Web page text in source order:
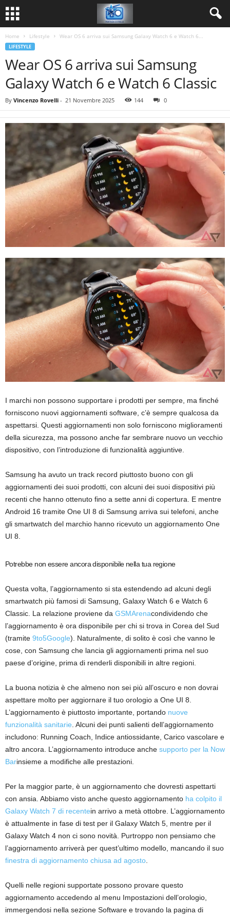
Home Lifestyle Wear OS 6 arriva sui Samsung Galaxy Watch 6 e Watch 6...
LIFESTYLE
Wear OS 6 arriva sui Samsung
Galaxy Watch 6 e Watch 6 Classic
By Vincenzo Rovelli - 21 Novembre 2025 144 0
I marchi non possono supportare i prodotti per sempre, ma finché
forniscono nuovi aggiornamenti software, c’è sempre qualcosa da
aspettarsi. Questi aggiornamenti non solo forniscono miglioramenti
della sicurezza, ma possono anche far sembrare nuovo un vecchio
dispositivo, con l’introduzione di funzionalità aggiuntive.
Samsung ha avuto un track record piuttosto buono con gli
aggiornamenti dei suoi prodotti, con alcuni dei suoi dispositivi più
recenti che hanno ottenuto fino a sette anni di copertura. E mentre
Android 16 tramite One UI 8 di Samsung arriva sui telefoni, anche
gli smartwatch del marchio hanno ricevuto un aggiornamento One
UI 8.
Potrebbe non essere ancora disponibile nella tua regione
Questa volta, l’aggiornamento si sta estendendo ad alcuni degli
smartwatch più famosi di Samsung, Galaxy Watch 6 e Watch 6
Classic. La relazione proviene da GSMArenacondividendo che
l’aggiornamento è ora disponibile per chi si trova in Corea del Sud
(tramite 9to5Google). Naturalmente, di solito è così che vanno le
cose, con Samsung che lancia gli aggiornamenti prima nel suo
paese d’origine, prima di renderli disponibili in altre regioni.
La buona notizia è che almeno non sei più all’oscuro e non dovrai
aspettare molto per aggiornare il tuo orologio a One UI 8.
L’aggiornamento è piuttosto importante, portando nuove
funzionalità sanitarie . Alcuni dei punti salienti dell’aggiornamento
includono: Running Coach, Indice antiossidante, Carico vascolare e
altro ancora. L’aggiornamento introduce anche supporto per la Now
Barinsieme a modifiche alle prestazioni.
Per la maggior parte, è un aggiornamento che dovresti aspettarti
con ansia. Abbiamo visto anche questo aggiornamento ha colpito il
Galaxy Watch 7 di recentein arrivo a metà ottobre. L’aggiornamento
è attualmente in fase di test per il Galaxy Watch 5, mentre per il
Galaxy Watch 4 non ci sono novità. Purtroppo non pensiamo che
l’aggiornamento arriverà per quest’ultimo modello, mancando il suo
finestra di aggiornamento chiusa ad agosto
Quelli nelle regioni supportate possono provare questo
aggiornamento accedendo al menu Impostazioni dell’orologio,
immergendosi nella sezione Software e trovando la pagina di